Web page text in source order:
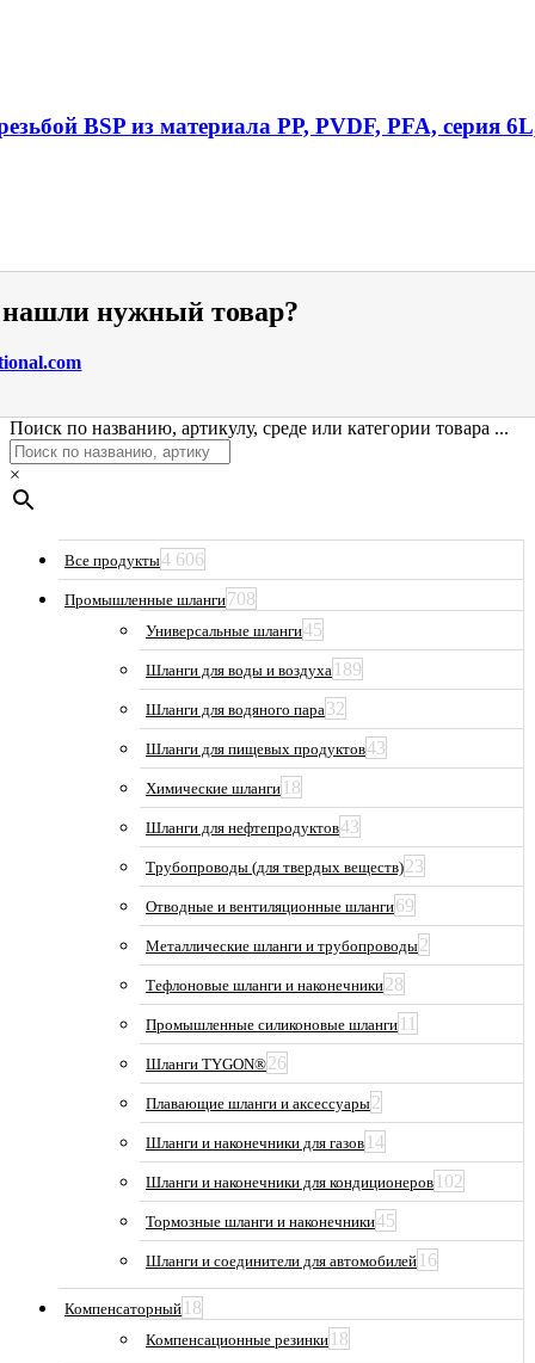
BSP из материала PP, PVDF, PFA, серия
нужный товар?
Поиск по названию, артикулу, среде или категории товара ...
×
Все продукты4 606
Промышленные шланги708
Универсальные шланги45
Шланги для воды и воздуха 189
Шланги для водяного пара32
Шланги для пищевых продуктов43
Химические шланги 18
Шланги для нефтепродуктов43
Трубопроводы (для твердых веществ)23
Отводные и вентиляционные шланги69
Металлические шланги и трубопроводы2
Тефлоновые шланги и наконечники28
Промышленные силиконовые шланги 11
Шланги TYGON®26
Плавающие шланги и аксессуары2
Шланги и наконечники для газов 14
Шланги и наконечники для кондиционеров 102
Тормозные шланги и наконечники45
Шланги и соединители для автомобилей 16
Компенсаторный 18
Компенсационные резинки 18